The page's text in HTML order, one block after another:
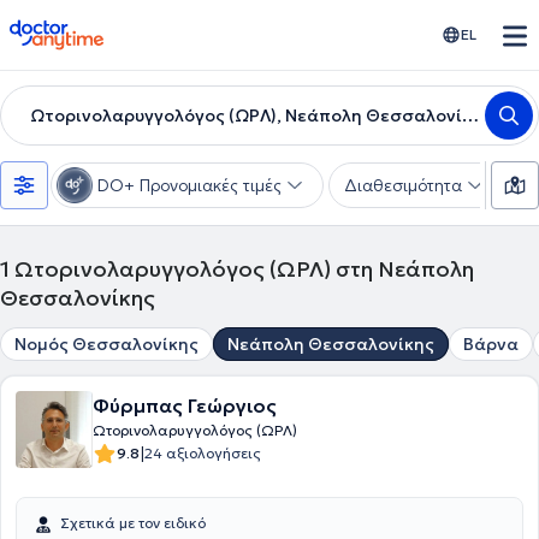
doctoranytime EL
Ωτορινολαρυγγολόγος (ΩΡΛ), Νεάπολη Θεσσαλονίκης
DO+ Προνομιακές τιμές Διαθεσιμότητα
1 Ωτορινολαρυγγολόγος (ΩΡΛ) στη Νεάπολη
Θεσσαλονίκης
Νομός Θεσσαλονίκης Νεάπολη Θεσσαλονίκης Βάρνα
Φύρμπας Γεώργιος
Ωτορινολαρυγγολόγος (ΩΡΛ)
9.8|24 αξιολογήσεις
Σχετικά με τον ειδικό